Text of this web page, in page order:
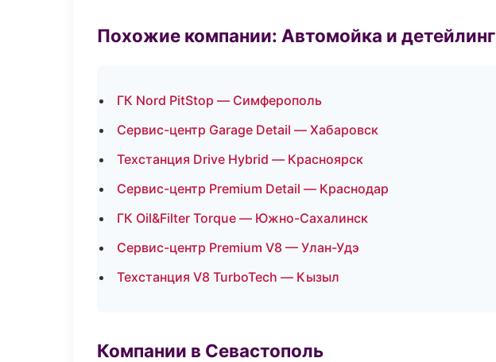
Похожие компании: Автомойка и детейлинг
ГК Nord PitStop — Симферополь
Сервис-центр Garage Detail — Хабаровск
Техстанция Drive Hybrid — Красноярск
Сервис-центр Premium Detail — Краснодар
ГК Oil&Filter Torque — Южно-Сахалинск
Сервис-центр Premium V8 — Улан-Удэ
Техстанция V8 TurboTech — Кызыл
Компании в Севастополь